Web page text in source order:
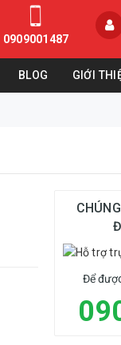
0909001487
BLOG GIỚI
Để